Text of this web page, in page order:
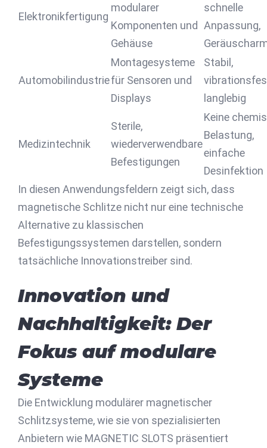
Elektronikfertigung
modularer
Komponenten und
Gehäuse
schnelle
Anpassung,
Automobilindustrie
Montagesysteme
für Sensoren und
Displays
Stabil,
langlebig
Medizintechnik
Sterile,
wiederverwendbare
Befestigungen
Keine
Belastung,
einfache
Desinfektion
In diesen Anwendungsfeldern zeigt sich, dass
magnetische Schlitze nicht nur eine technische
Alternative zu klassischen
Befestigungssystemen darstellen, sondern
tatsächliche Innovationstreiber sind.
Innovation und
Nachhaltigkeit: Der
Fokus auf modulare
Systeme
Die Entwicklung modulärer magnetischer
Schlitzsysteme, wie sie von spezialisierten
Anbietern wie MAGNETIC SLOTS präsentiert